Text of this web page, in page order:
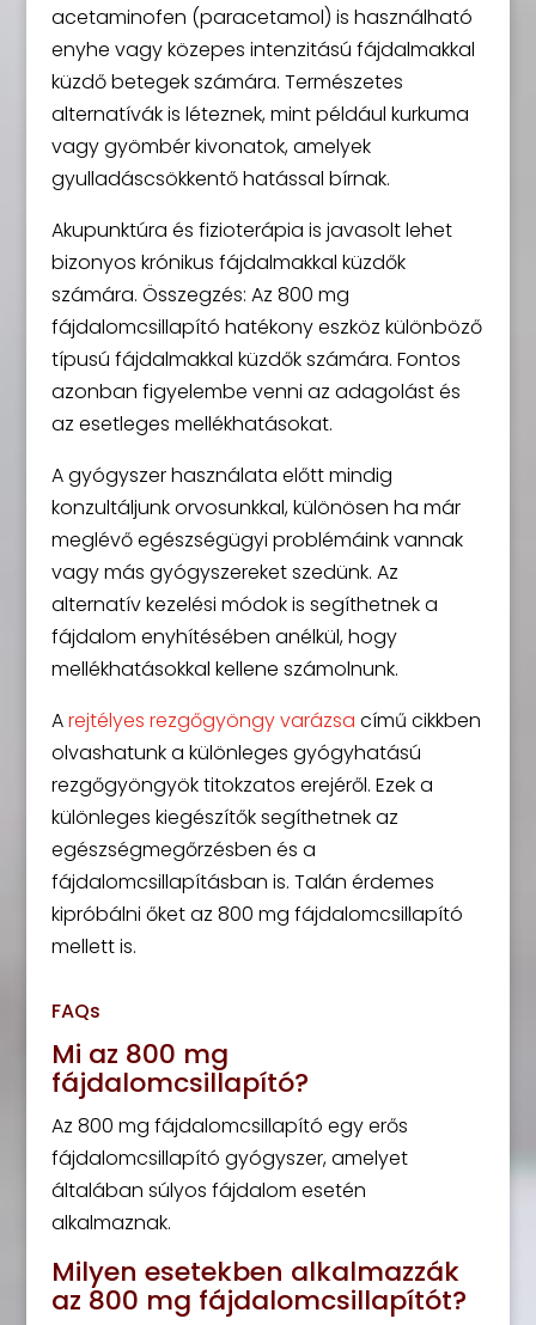
acetaminofen (paracetamol) is használható
enyhe vagy közepes intenzitású fájdalmakkal
küzdő betegek számára. Természetes
alternatívák is léteznek, mint például kurkuma
vagy gyömbér kivonatok, amelyek
gyulladáscsökkentő hatással bírnak.
Akupunktúra és fizioterápia is javasolt lehet
bizonyos krónikus fájdalmakkal küzdők
számára. Összegzés: Az 800 mg
fájdalomcsillapító hatékony eszköz különböző
típusú fájdalmakkal küzdők számára. Fontos
azonban figyelembe venni az adagolást és
az esetleges mellékhatásokat.
A gyógyszer használata előtt mindig
konzultáljunk orvosunkkal, különösen ha már
meglévő egészségügyi problémáink vannak
vagy más gyógyszereket szedünk. Az
alternatív kezelési módok is segíthetnek a
fájdalom enyhítésében anélkül, hogy
mellékhatásokkal kellene számolnunk.
Arejtélyes rezgőgyöngy varázsa című cikkben
olvashatunk a különleges gyógyhatású
rezgőgyöngyök titokzatos erejéről. Ezek a
különleges kiegészítők segíthetnek az
egészségmegőrzésben és a
fájdalomcsillapításban is. Talán érdemes
kipróbálni őket az 800 mg fájdalomcsillapító
mellett is.
FAQs
Mi az 800 mg
fájdalomcsillapító?
Az 800 mg fájdalomcsillapító egy erős
fájdalomcsillapító gyógyszer, amelyet
általában súlyos fájdalom esetén
alkalmaznak.
Milyen esetekben alkalmazzák
az 800 mg fájdalomcsillapítót?